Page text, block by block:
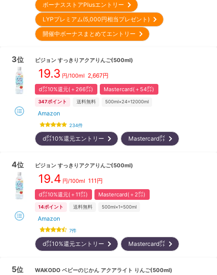
ボーナスストアPlusエントリー
LYPプレミアム(5,000円相当プレゼント)
開催中ボーナスまとめてエントリー
3位 ピジョン すっきりアクアりんご(500ml)
19.3 円/100ml 2,667円
d㌽10%還元(＋266㌽) Mastercard(＋54㌽)
347ポイント 送料無料 500ml×24=12000ml
Amazon
234件
d㌽10%還元エントリー Mastercard㌽
4位 ピジョン すっきりアクアりんご(500ml)
19.4 円/100ml 111 円
d㌽10%還元(＋11㌽) Mastercard(＋2㌽)
14ポイント 送料無料 500ml×1=500ml
Amazon
7件
d㌽10%還元エントリー Mastercard㌽
5位 WAKODO ベビーのじかん アクアライト りんご(500ml)